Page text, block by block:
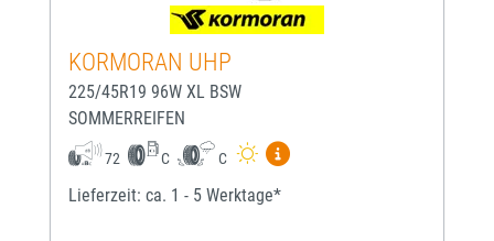
KORMORAN UHP
225/45R19 96W XL BSW
SOMMERREIFEN
72 C C
Mehr Informationen zum
Lieferzeit: ca. 1 - 5 Werktage*